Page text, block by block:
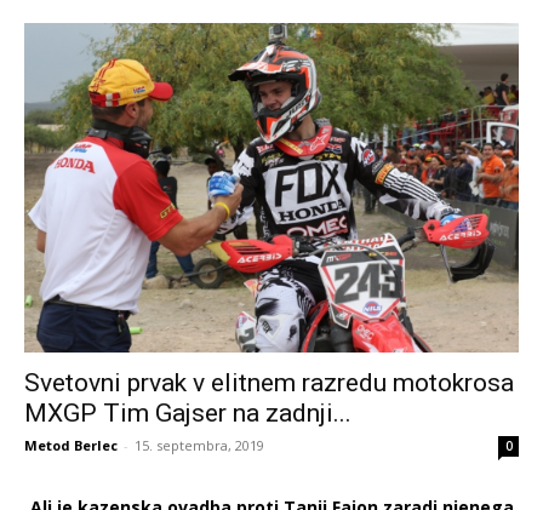
Svetovni prvak v elitnem razredu motokrosa
MXGP Tim Gajser na zadnji...
Metod Berlec - 15. septembra, 2019 0